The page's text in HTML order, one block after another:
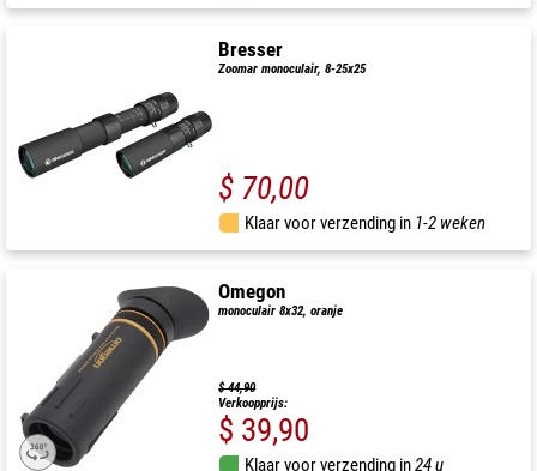
Bresser
Zoomar monoculair, 8-25x25
$ 70,00
Klaar voor verzending in 1-2 weken
Omegon
monoculair 8x32, oranje
$ 44,90
Verkoopprijs:
$ 39,90
Klaar voor verzending in24 u